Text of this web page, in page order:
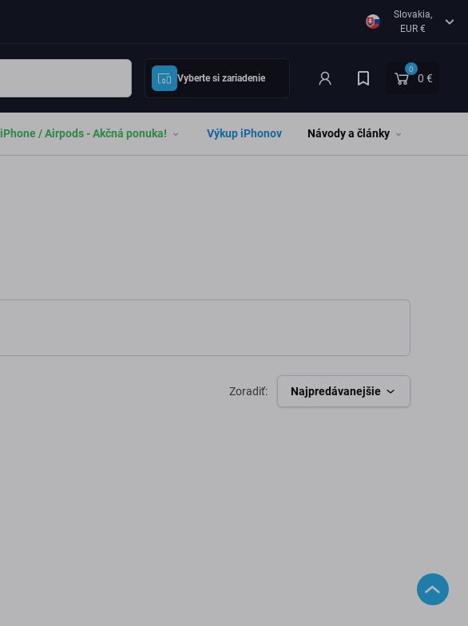
Slovakia,
EUR €
Vyberte si zariadenie
0
0 €
iPhone / Airpods - Akčná ponuka! Výkup iPhonov Návody a články
Zoradiť: Najpredávanejšie